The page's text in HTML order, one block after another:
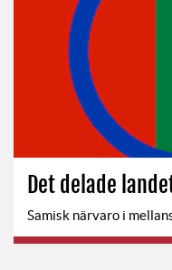
Det delade
Samisk närvaro i